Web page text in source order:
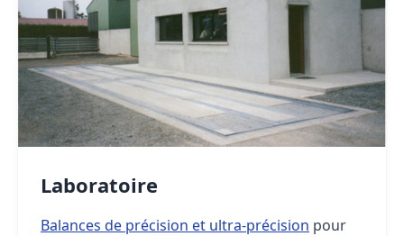
Laboratoire
Balances de précision et ultra-précision pour